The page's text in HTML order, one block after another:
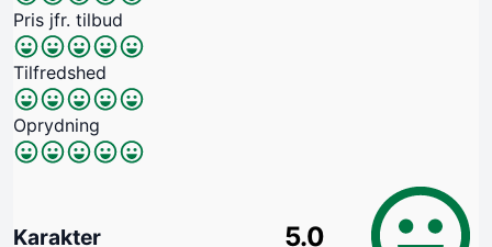
Pris jfr. tilbud
Tilfredshed
Oprydning
Karakter 5.0